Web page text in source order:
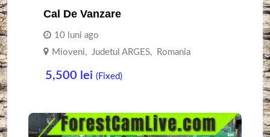
Cal De Vanzare
10 luni ago
Mioveni, Judetul ARGES, Romania
5,500 lei (Fixed)